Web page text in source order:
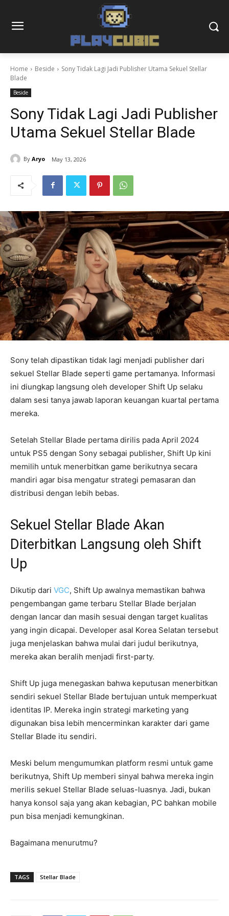
Home Beside
Sony Tidak Lagi Jadi Publisher Utama Sekuel Stellar
Blade
Beside
Sony Tidak Lagi Jadi Publisher
Utama Sekuel Stellar Blade
By Aryo May 13, 2026
Sony telah dipastikan tidak lagi menjadi publisher dari
sekuel Stellar Blade seperti game pertamanya. Informasi
ini diungkap langsung oleh developer Shift Up selaku
dalam sesi tanya jawab laporan keuangan kuartal pertama
mereka.
Setelah Stellar Blade pertama dirilis pada April 2024
untuk PS5 dengan Sony sebagai publisher, Shift Up kini
memilih untuk menerbitkan game berikutnya secara
mandiri agar bisa mengatur strategi pemasaran dan
distribusi dengan lebih bebas.
Sekuel Stellar Blade Akan
Diterbitkan Langsung oleh Shift
Up
Dikutip dari VGC, Shift Up awalnya memastikan bahwa
pengembangan game terbaru Stellar Blade berjalan
dengan lancar dan masih sesuai dengan target kualitas
yang ingin dicapai. Developer asal Korea Selatan tersebut
juga menjelaskan bahwa mulai dari judul berikutnya,
mereka akan beralih menjadi first-party.
Shift Up juga menegaskan bahwa keputusan menerbitkan
sendiri sekuel Stellar Blade bertujuan untuk memperkuat
identitas IP. Mereka ingin strategi marketing yang
digunakan bisa lebih mencerminkan karakter dari game
Stellar Blade itu sendiri.
Meski belum mengumumkan platform resmi untuk game
berikutnya, Shift Up memberi sinyal bahwa mereka ingin
merilis sekuel Stellar Blade seluas-luasnya. Jadi, bukan
hanya konsol saja yang akan kebagian, PC bahkan mobile
pun bisa menjadi kemungkinan.
Bagaimana menurutmu?
TAGS Stellar Blade